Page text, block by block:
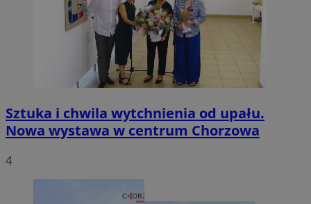
Sztuka i chwila wytchnienia od upału.
Nowa wystawa w centrum Chorzowa
4